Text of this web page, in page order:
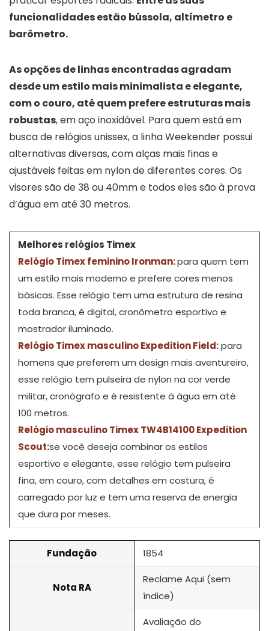
funcionalidades estão bússola, altímetro e
barômetro.
As opções de linhas encontradas agradam
desde um estilo mais minimalista e elegante,
com o couro, até quem prefere estruturas mais
robustas, em aço inoxidável. Para quem está em
busca de relógios unissex, a linha Weekender possui
alternativas diversas, com alças mais finas e
ajustáveis feitas em nylon de diferentes cores. Os
visores são de 38 ou 40mm e todos eles são à prova
d’água em até 30 metros.
Melhores relógios Timex
Relógio Timex feminino Ironman:para quem tem
um estilo mais moderno e prefere cores menos
básicas. Esse relógio tem uma estrutura de resina
toda branca, é digital, cronômetro esportivo e
mostrador iluminado.
Relógio Timex masculino Expedition Field:para
homens que preferem um design mais aventureiro,
esse relógio tem pulseira de nylon na cor verde
militar, cronógrafo e é resistente à água em até
100 metros.
Relógio masculino Timex TW4B14100 Expedition
Scout:se você deseja combinar os estilos
esportivo e elegante, esse relógio tem pulseira
fina, em couro, com detalhes em costura, é
carregado por luz e tem uma reserva de energia
que dura por meses.
Fundação 1854
Nota RA
Reclame Aqui (sem
índice)
Avaliação do